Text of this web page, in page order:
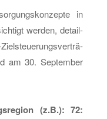
in
wer­den, de­tail­
Ziel­steue­rungs­ver­trä­
am 30. Sep­tem­ber
(z.B.): 72: